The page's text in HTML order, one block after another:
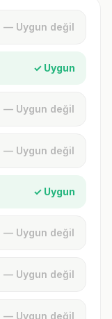
— Uygun değil
✓ Uygun
— Uygun değil
— Uygun değil
✓ Uygun
— Uygun değil
— Uygun değil
— Uygun değil